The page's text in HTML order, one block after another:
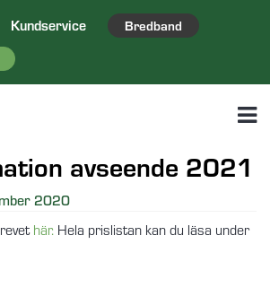
Kundservice
Bredband
hösten 2020 med
avseende 2021
2020
här. Hela prislistan kan du läsa under